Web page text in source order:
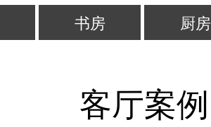
书房 厨房
客厅案例